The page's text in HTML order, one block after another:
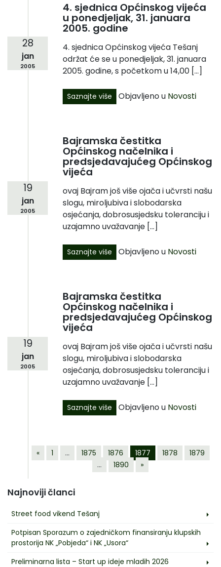
28
jan
2005
4. sjednica Općinskog vijeća
u ponedjeljak, 31. januara
2005. godine
4. sjednica Općinskog vijeća Tešanj
održat će se u ponedjeljak, 31. januara
2005. godine, s početkom u 14,00 […]
Saznajte više Objavljeno u Novosti
19
jan
2005
Bajramska čestitka
Općinskog načelnika i
predsjedavajućeg Općinskog
vijeća
ovaj Bajram još više ojača i učvrsti našu
slogu, miroljubiva i slobodarska
osjećanja, dobrosusjedsku toleranciju i
uzajamno uvažavanje […]
Saznajte više Objavljeno u Novosti
19
jan
2005
Bajramska čestitka
Općinskog načelnika i
predsjedavajućeg Općinskog
vijeća
ovaj Bajram još više ojača i učvrsti našu
slogu, miroljubiva i slobodarska
osjećanja, dobrosusjedsku toleranciju i
uzajamno uvažavanje […]
Saznajte više Objavljeno u Novosti
« 1 … 1875 1876 1877 1878
1879
…
1890 »
Najnoviji članci
Street food vikend Tešanj
Potpisan Sporazum o zajedničkom finansiranju klupskih
prostorija NK „Pobjeda“ i NK „Usora“
Preliminarna lista – Start up ideje mladih 2026